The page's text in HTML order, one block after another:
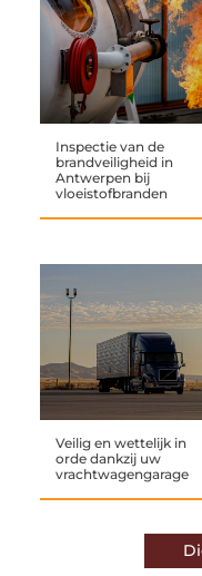
Inspectie van de
brandveiligheid in
Antwerpen bij
vloeistofbranden
Veilig en wettelijk in
orde dankzij uw
vrachtwagengarage